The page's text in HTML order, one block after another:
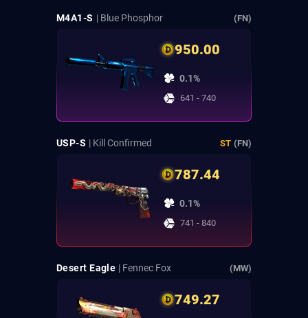
M4A1-S | Blue Phosphor (FN)
950.00
0.1%
641 - 740
USP-S | Kill Confirmed ST (FN)
787.44
0.1%
741 - 840
Desert Eagle | Fennec Fox (MW)
749.27